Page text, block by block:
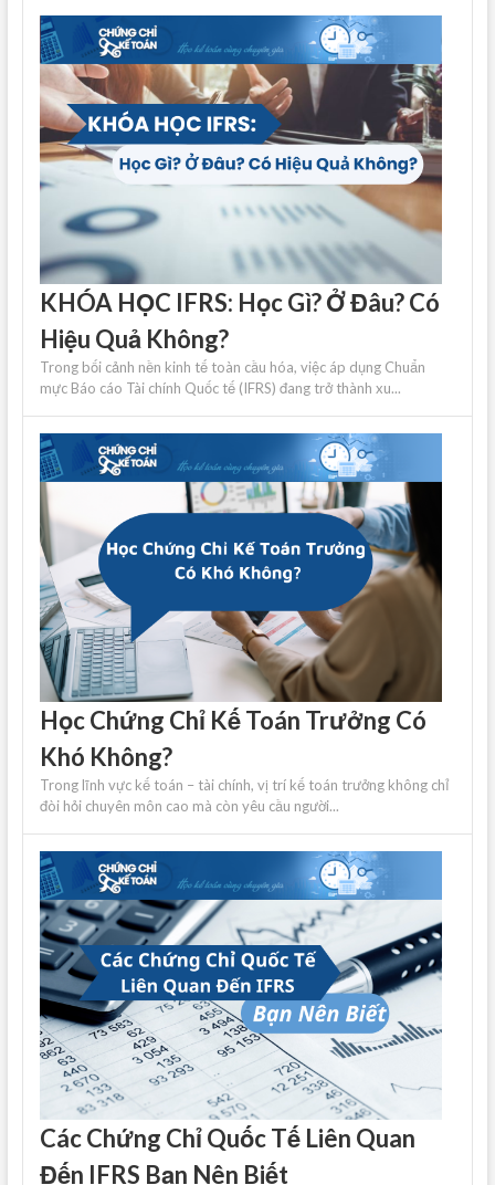
KHÓA HỌC IFRS: Học Gì? Ở Đâu? Có
Hiệu Quả Không?
Trong bối cảnh nền kinh tế toàn cầu hóa, việc áp dụng Chuẩn
mực Báo cáo Tài chính Quốc tế (IFRS) đang trở thành xu...
Học Chứng Chỉ Kế Toán Trưởng Có
Khó Không?
Trong lĩnh vực kế toán – tài chính, vị trí kế toán trưởng không chỉ
đòi hỏi chuyên môn cao mà còn yêu cầu người...
Các Chứng Chỉ Quốc Tế Liên Quan
Đến IFRS Bạn Nên Biết